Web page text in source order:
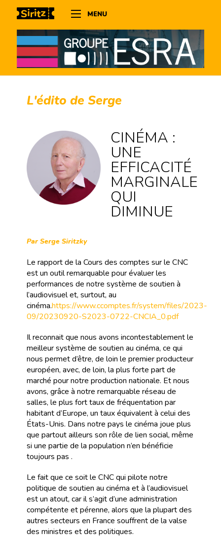
MENU
L'édito de Serge
CINÉMA :
UNE
EFFICACITÉ
MARGINALE
QUI
DIMINUE
Par Serge Siritzky
Le rapport de la Cours des comptes sur le CNC
est un outil remarquable pour évaluer les
performances de notre système de soutien à
l’audiovisuel et, surtout, au
cinéma.https://www.ccomptes.fr/system/files/2023-
09/20230920-S2023-0722-CNCIA_0.pdf
Il reconnait que nous avons incontestablement le
meilleur système de soutien au cinéma, ce qui
nous permet d’être, de loin le premier producteur
européen, avec, de loin, la plus forte part de
marché pour notre production nationale. Et nous
avons, grâce à notre remarquable réseau de
salles, le plus fort taux de fréquentation par
habitant d’Europe, un taux équivalent à celui des
États-Unis. Dans notre pays le cinéma joue plus
que partout ailleurs son rôle de lien social, même
si une partie de la population n’en bénéficie
toujours pas .
Le fait que ce soit le CNC qui pilote notre
politique de soutien au cinéma et à l’audiovisuel
est un atout, car il s’agit d’une administration
compétente et pérenne, alors que la plupart des
autres secteurs en France souffrent de la valse
des ministres et des politiques.